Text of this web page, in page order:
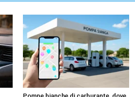
Pompe bianche di carburante, dove